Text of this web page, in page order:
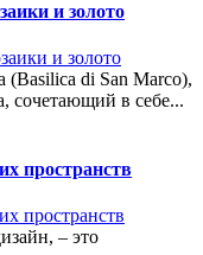
и золото
di San Marco),
сочетающий в себе...
пространств
– это